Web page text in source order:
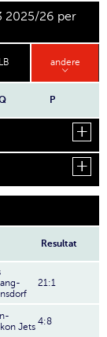
2025/26 per
andere
P
Resultat
21:1
Jets 4:8